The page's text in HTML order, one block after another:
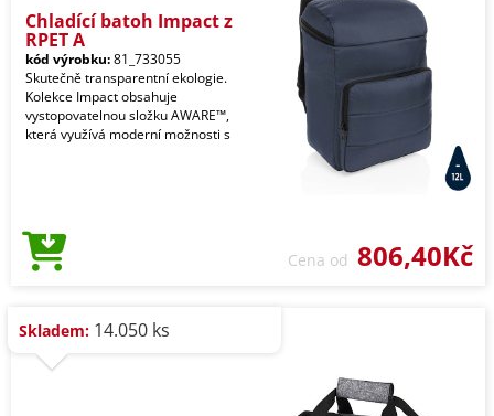
Chladící batoh Impact z
RPET A
kód výrobku:81_733055
Skutečně transparentní ekologie.
Kolekce Impact obsahuje
vystopovatelnou složku AWARE™,
která využívá moderní možnosti s
Cena od 806,40Kč
Skladem: 14.050 ks